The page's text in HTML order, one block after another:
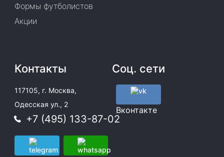
Формы футболистов
Акции
Контакты
117105, г. Москва,
Одесская ул., 2
+7 (495) 133-87-02
Соц. сети
Вконтакте